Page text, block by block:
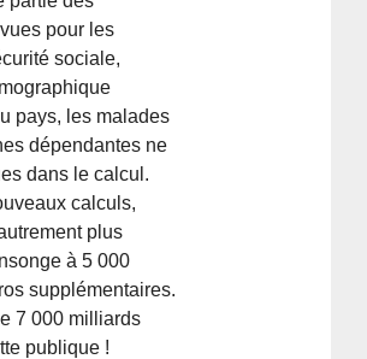
pour les
sociale,
pays, les malades
dépendantes ne
dans le calcul.
calculs,
plus
à 5 000
supplémentaires.
7 000 milliards
publique !